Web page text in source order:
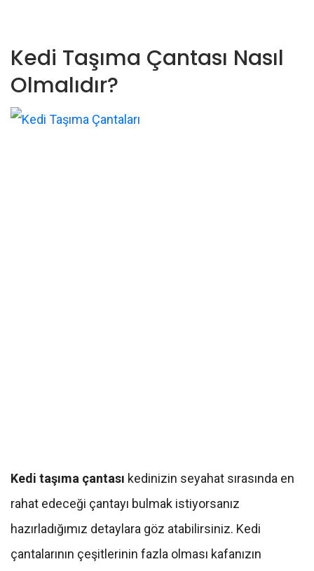
Kedi Taşıma Çantası Nasıl
Olmalıdır?
Kedi taşıma çantası kedinizin seyahat sırasında en
rahat edeceği çantayı bulmak istiyorsanız
hazırladığımız detaylara göz atabilirsiniz. Kedi
çantalarının çeşitlerinin fazla olması kafanızın